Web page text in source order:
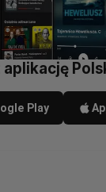
aplikację
Play